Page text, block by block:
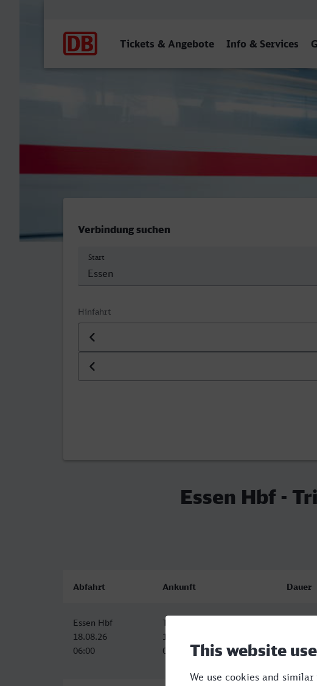
Tickets & Angebote Info & Services
Verbindung suchen
Start
Hinfahrt
Datum der Hinfahrt
Uhrzeit der Hinfahrt
Essen Hbf -
Abfahrt Ankunft Dauer
Essen Hbf
18.08.26
06:00
Trier Hbf
18.08.26
09:30